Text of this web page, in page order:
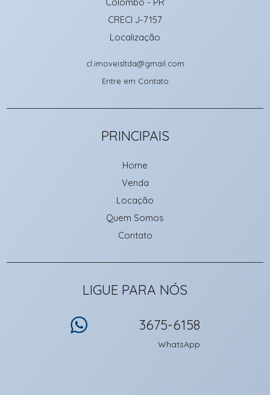
CRECI J-7157
Localização
cl.imoveisltda@gmail.com
Entre em Contato
PRINCIPAIS
Home
Venda
Locação
Quem Somos
Contato
LIGUE PARA NÓS
3675-6158
WhatsApp